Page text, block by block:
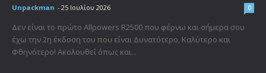
Unpackman - 25 Ιουλίου 2026 0
Δεν είναι το πρώτο Allpowers R2500 που φέρνω και σήμερα σου
έχω την 2η έκδοση του που είναι Δυνατότερο, Καλύτερο και
Φθηνότερο! Ακολουθεί όπως και...